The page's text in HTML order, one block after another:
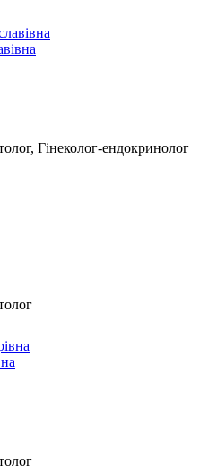
Гінеколог-ендокринолог